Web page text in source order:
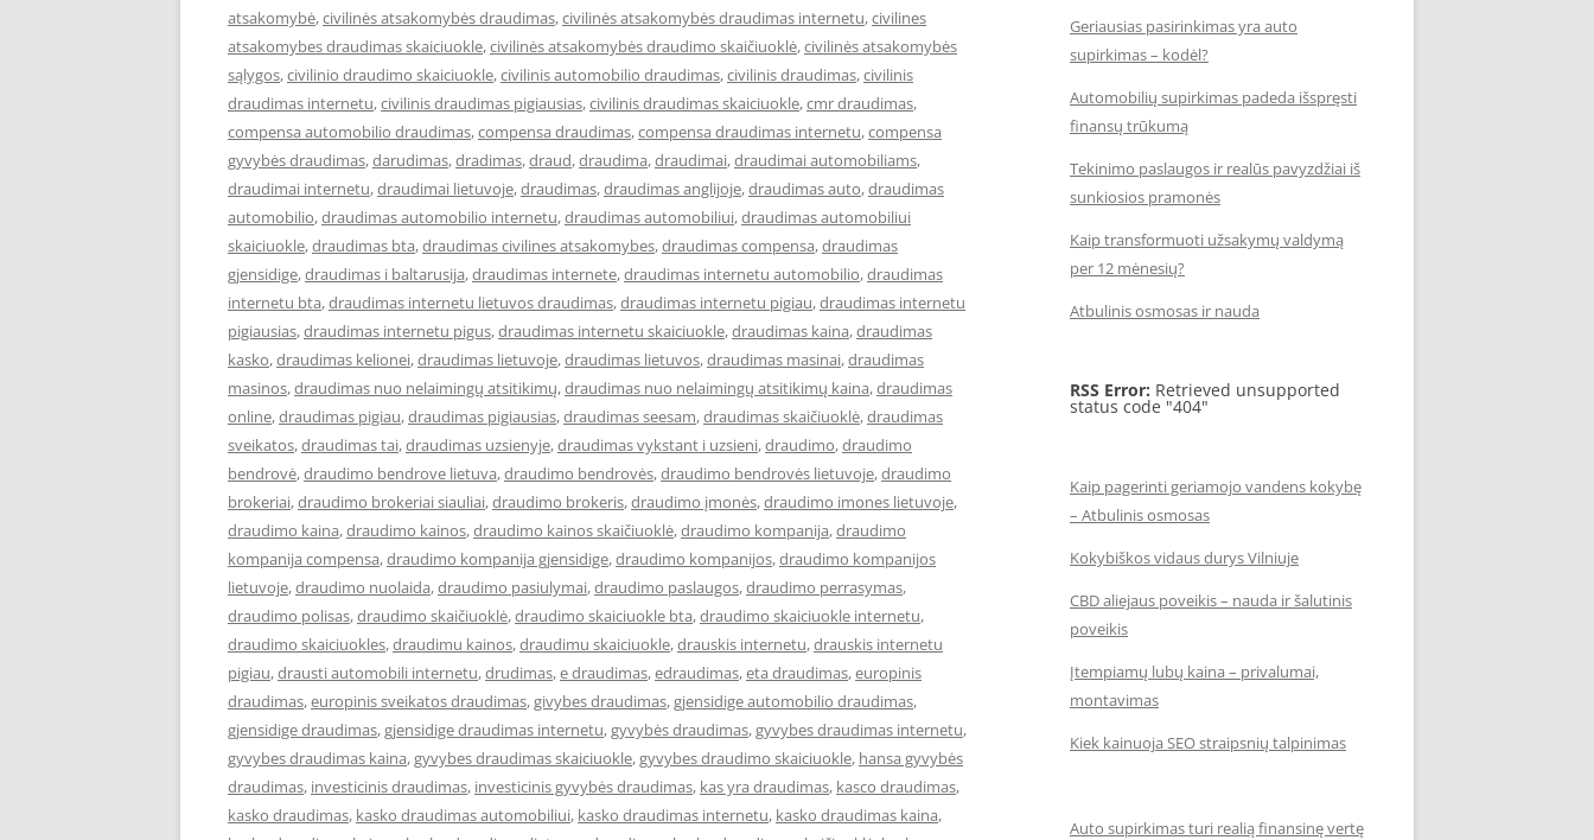
atsakomybė,civilinės atsakomybės draudimas,civilinės atsakomybės draudimas internetu,civilines
atsakomybes draudimas skaiciuokle,civilinės atsakomybės draudimo skaičiuoklė,civilinės atsakomybės
sąlygos,civilinio draudimo skaiciuokle,civilinis automobilio draudimas,civilinis draudimas,civilinis
draudimas internetu,civilinis draudimas pigiausias,civilinis draudimas skaiciuokle,cmr draudimas,
compensa automobilio draudimas,compensa draudimas,compensa draudimas internetu,compensa
gyvybės draudimas,darudimas,dradimas,draud,draudima,draudimai,draudimai automobiliams,
draudimai internetu,draudimai lietuvoje,draudimas,draudimas anglijoje,draudimas auto,draudimas
automobilio,draudimas automobilio internetu,draudimas automobiliui,draudimas automobiliui
skaiciuokle,draudimas bta,draudimas civilines atsakomybes,draudimas compensa,draudimas
gjensidige,draudimas i baltarusija,draudimas internete,draudimas internetu automobilio,draudimas
internetu bta,draudimas internetu lietuvos draudimas,draudimas internetu pigiau,draudimas internetu
pigiausias,draudimas internetu pigus,draudimas internetu skaiciuokle,draudimas kaina,draudimas
kasko,draudimas kelionei,draudimas lietuvoje,draudimas lietuvos,draudimas masinai,draudimas
masinos,draudimas nuo nelaimingų atsitikimų,draudimas nuo nelaimingų atsitikimų kaina,draudimas
online,draudimas pigiau,draudimas pigiausias,draudimas seesam,draudimas skaičiuoklė,draudimas
sveikatos,draudimas tai,draudimas uzsienyje,draudimas vykstant i uzsieni,draudimo,draudimo
bendrovė,draudimo bendrove lietuva,draudimo bendrovės,draudimo bendrovės lietuvoje,draudimo
brokeriai,draudimo brokeriai siauliai,draudimo brokeris,draudimo įmonės,draudimo imones lietuvoje,
draudimo kaina,draudimo kainos,draudimo kainos skaičiuoklė,draudimo kompanija,draudimo
kompanija compensa,draudimo kompanija gjensidige,draudimo kompanijos,draudimo kompanijos
lietuvoje,draudimo nuolaida,draudimo pasiulymai,draudimo paslaugos,draudimo perrasymas,
draudimo polisas,draudimo skaičiuoklė,draudimo skaiciuokle bta,draudimo skaiciuokle internetu,
draudimo skaiciuokles,draudimu kainos,draudimu skaiciuokle,drauskis internetu,drauskis internetu
pigiau,drausti automobili internetu,drudimas,e draudimas,edraudimas,eta draudimas,europinis
draudimas,europinis sveikatos draudimas,givybes draudimas,gjensidige automobilio draudimas,
gjensidige draudimas,gjensidige draudimas internetu,gyvybės draudimas,gyvybes draudimas internetu,
gyvybes draudimas kaina,gyvybes draudimas skaiciuokle,gyvybes draudimo skaiciuokle, hansa gyvybės
draudimas, investicinis draudimas, investicinis gyvybės draudimas, kas yra draudimas, kasco draudimas,
kasko draudimas, kasko draudimas automobiliui, kasko draudimas internetu, kasko draudimas kaina,
Geriausias pasirinkimas yra auto
supirkimas – kodėl?
Automobilių supirkimas padeda išspręsti
finansų trūkumą
Tekinimo paslaugos ir realūs pavyzdžiai iš
sunkiosios pramonės
Kaip transformuoti užsakymų valdymą
per 12 mėnesių?
Atbulinis osmosas ir nauda
RSS Error: Retrieved unsupported
status code "404"
Kaip pagerinti geriamojo vandens kokybę
– Atbulinis osmosas
Kokybiškos vidaus durys Vilniuje
CBD aliejaus poveikis – nauda ir šalutinis
poveikis
Įtempiamų lubų kaina – privalumai,
montavimas
Kiek kainuoja SEO straipsnių talpinimas
Auto supirkimas turi realią finansinę vertę